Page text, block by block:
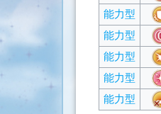
能力型
能力型
能力型
能力型
能力型